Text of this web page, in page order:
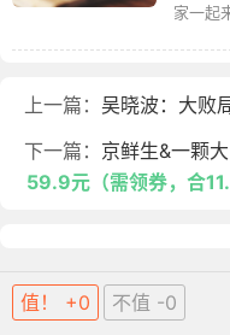
家一起
上一篇： 吴晓波：大败
下一篇： 京鲜生&一颗
59.9元（需领券，合
值！ +0 不值 -0